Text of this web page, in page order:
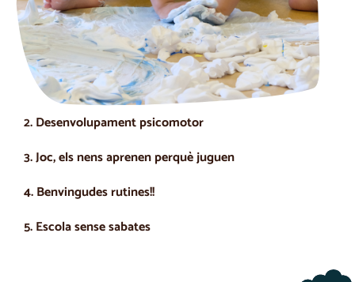
2. Desenvolupament psicomotor
3. Joc, els nens aprenen perquè juguen
4. Benvingudes rutines!!
5. Escola sense sabates